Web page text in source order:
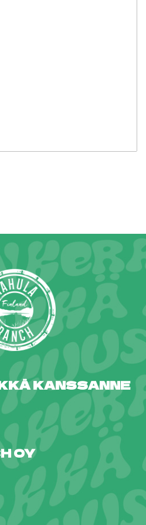
KANSSANNE
OY